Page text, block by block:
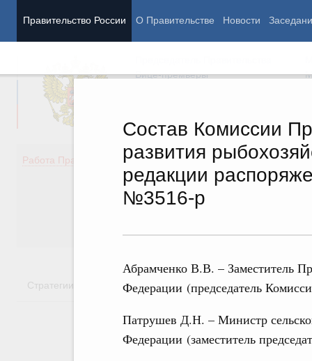
Правительство России О Правительстве Новости
Состав Комиссии
развития
редакции
№3516-р
Абрамченко В.В. – Заместитель
Федерации (председатель
Патрушев Д.Н. – Министр
Федерации (заместитель
Вице-премьеры
Работа Правительства
Демография
Здоровье
Образование
Культура
Государство
Стратегии Государственные программы